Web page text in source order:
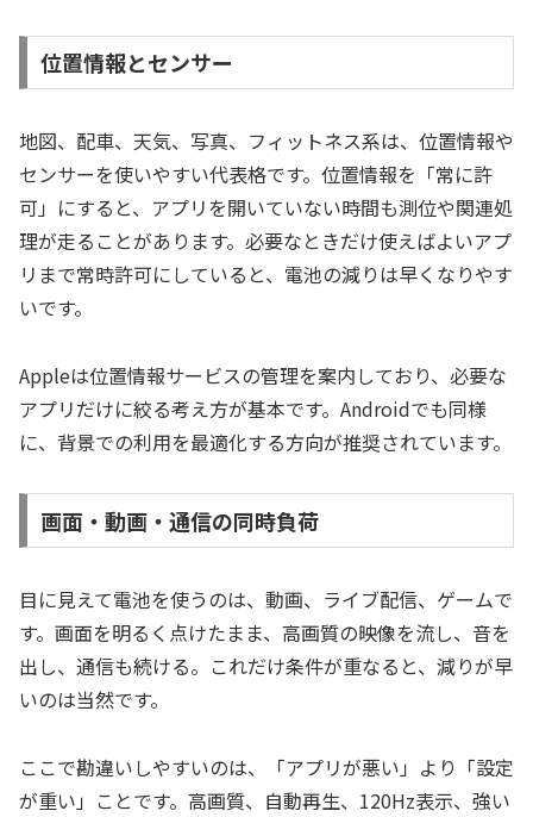
位置情報とセンサー
地図、配車、天気、写真、フィットネス系は、位置情報や
センサーを使いやすい代表格です。位置情報を「常に許
可」にすると、アプリを開いていない時間も測位や関連処
理が走ることがあります。必要なときだけ使えばよいアプ
リまで常時許可にしていると、電池の減りは早くなりやす
いです。
Appleは位置情報サービスの管理を案内しており、必要な
アプリだけに絞る考え方が基本です。Androidでも同様
に、背景での利用を最適化する方向が推奨されています。
画面・動画・通信の同時負荷
目に見えて電池を使うのは、動画、ライブ配信、ゲームで
す。画面を明るく点けたまま、高画質の映像を流し、音を
出し、通信も続ける。これだけ条件が重なると、減りが早
いのは当然です。
ここで勘違いしやすいのは、「アプリが悪い」より「設定
が重い」ことです。高画質、自動再生、120Hz表示、強い